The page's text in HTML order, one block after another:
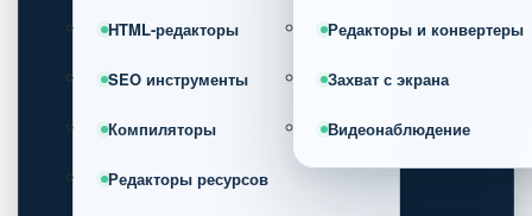
HTML-редакторы
SEO инструменты
Компиляторы
Редакторы ресурсов
Редакторы и конвертеры
Захват с экрана
Видеонаблюдение